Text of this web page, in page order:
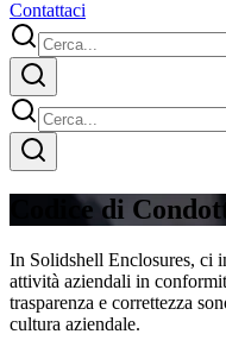
Contattaci
Codice di
In Solidshell Enclosures, ci
attività aziendali in
trasparenza e correttezza
cultura aziendale.